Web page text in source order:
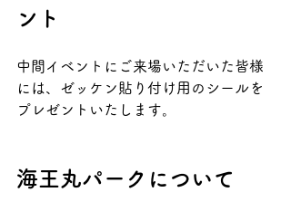
ント
中間イベントにご来場いただいた皆様
には、ゼッケン貼り付け用のシールを
プレゼントいたします。
海王丸パークについて